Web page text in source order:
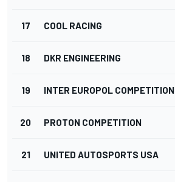
17 COOL RACING
18 DKR ENGINEERING
19 INTER EUROPOL COMPETITION
20 PROTON COMPETITION
21 UNITED AUTOSPORTS USA